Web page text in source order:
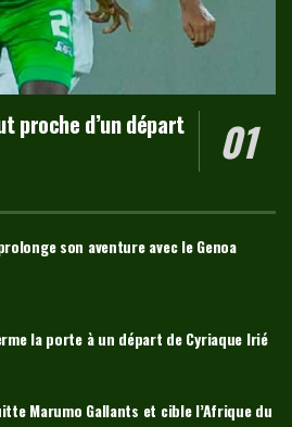
proche d’un départ
son aventure avec le Genoa
la porte à un départ de Cyriaque Irié
Marumo Gallants et cible l’Afrique du